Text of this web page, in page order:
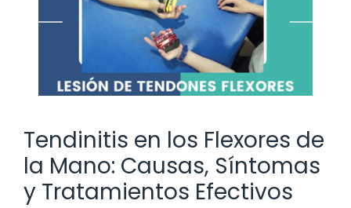
Tendinitis en los Flexores de
la Mano: Causas, Síntomas
y Tratamientos Efectivos